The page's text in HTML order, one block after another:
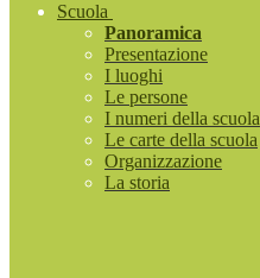
Scuola
Panoramica
Presentazione
I luoghi
Le persone
I numeri della scuola
Le carte della scuola
Organizzazione
La storia